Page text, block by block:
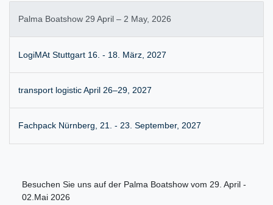
Palma Boatshow 29 April – 2 May, 2026
LogiMAt Stuttgart 16. - 18. März, 2027
transport logistic April 26–29, 2027
Fachpack Nürnberg, 21. - 23. September, 2027
Besuchen Sie uns auf der Palma Boatshow vom 29. April -
02.Mai 2026